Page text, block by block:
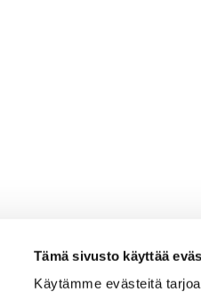
Tämä sivusto käyttää
Käytämme evästeitä